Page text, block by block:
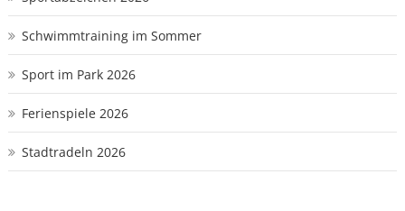
Schwimmtraining im Sommer
Sport im Park 2026
Ferienspiele 2026
Stadtradeln 2026